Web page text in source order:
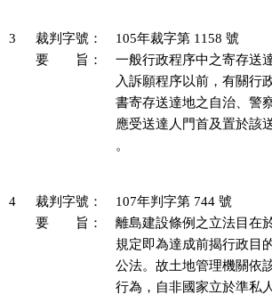
3 裁判字號：
105年裁字第 1158 號
要 旨：
一般行政程序中之寄存送
入訴願程序以前，有關行
書寄存送達地之自治、警
應受送達人門首及置於該
。
4 裁判字號：
107年判字第 744 號
要 旨：
離島建設條例之立法目在
規定即為達成前揭行政目
公法。故土地管理機關依
行為，自非國家立於準私